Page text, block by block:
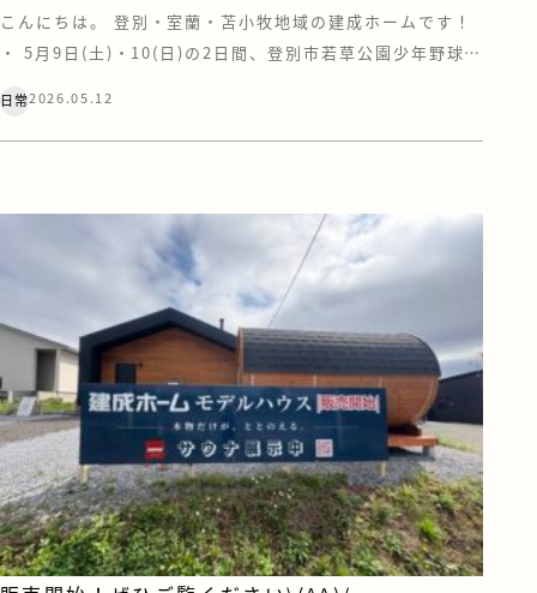
こんにちは。 登別・室蘭・苫小牧地域の建成ホームです！
・ 5月9日(土)・10(日)の2日間、登別市若草公園少年野球場
が開催されました。 おかげさまで13回目を迎えた今大会で
すが、今年も例年に違わぬ素晴らしい熱戦が繰り広げられ
日常2026.05.12